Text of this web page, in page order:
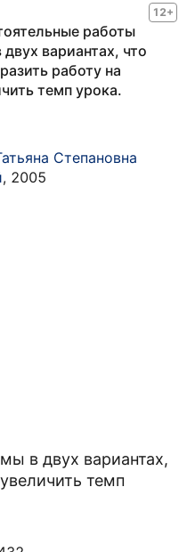
12+
работы
вариантах, что
работу на
темп урока.
Степановна
, 2005
в двух вариантах,
темп